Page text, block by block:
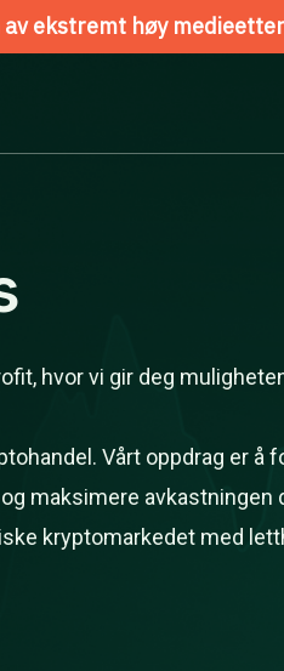
av ekstremt høy
hvor vi gir deg
Vårt oppdrag er å
maksimere avkastningen
kryptomarkedet med